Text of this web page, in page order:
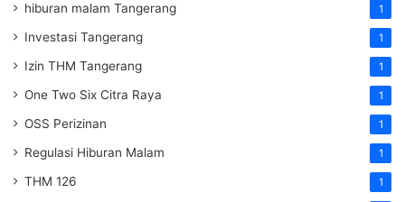
hiburan malam Tangerang 1
Investasi Tangerang 1
Izin THM Tangerang 1
One Two Six Citra Raya 1
OSS Perizinan 1
Regulasi Hiburan Malam 1
THM 126 1